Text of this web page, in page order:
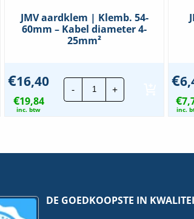
JMV aardklem | Klemb. 54-
60mm – Kabel diameter 4-
25mm²
€16,40
€19,84
inc. btw
-
JMV
aardklem
|
+ €
€
inc.
DE GOEDKOOPSTE IN